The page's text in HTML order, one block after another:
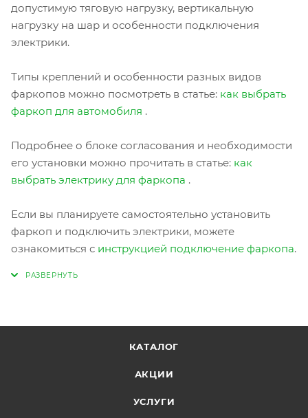
допустимую тяговую нагрузку, вертикальную
нагрузку на шар и особенности подключения
электрики.
Типы креплений и особенности разных видов
фаркопов можно посмотреть в статье: как выбрать
фаркоп для автомобиля .
Подробнее о блоке согласования и необходимости
его установки можно прочитать в статье: как
выбрать электрику для фаркопа .
Если вы планируете самостоятельно установить
фаркоп и подключить электрики, можете
ознакомиться с инструкцией подключение фаркопа.
КАТАЛОГ
АКЦИИ
УСЛУГИ